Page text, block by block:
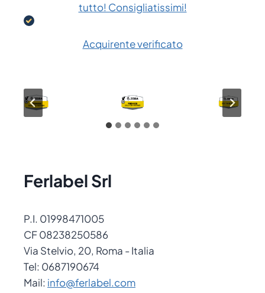
tutto! Consigliatissimi!
Acquirente verificato
Ferlabel Srl
P.I. 01998471005
CF 08238250586
Via Stelvio, 20, Roma - Italia
Tel: 0687190674
Mail: info@ferlabel.com